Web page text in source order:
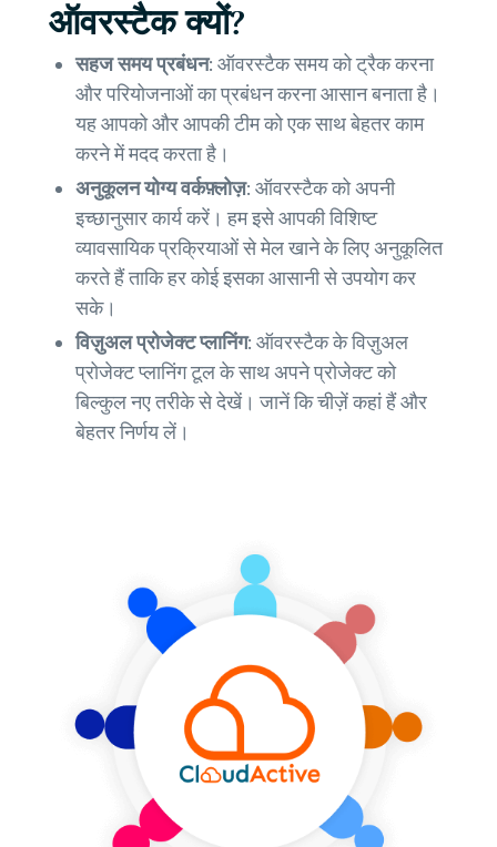
ऑवरस्टैक क्यों?
सहज समय प्रबंधन: ऑवरस्टैक समय को ट्रैक करना
और परियोजनाओं का प्रबंधन करना आसान बनाता है।
यह आपको और आपकी टीम को एक साथ बेहतर काम
करने में मदद करता है।
अनुकूलन योग्य वर्कफ़्लोज़: ऑवरस्टैक को अपनी
इच्छानुसार कार्य करें। हम इसे आपकी विशिष्ट
व्यावसायिक प्रक्रियाओं से मेल खाने के लिए अनुकूलित
करते हैं ताकि हर कोई इसका आसानी से उपयोग कर
सके।
विज़ुअल प्रोजेक्ट प्लानिंग: ऑवरस्टैक के विज़ुअल
प्रोजेक्ट प्लानिंग टूल के साथ अपने प्रोजेक्ट को
बिल्कुल नए तरीके से देखें। जानें कि चीज़ें कहां हैं और
बेहतर निर्णय लें।